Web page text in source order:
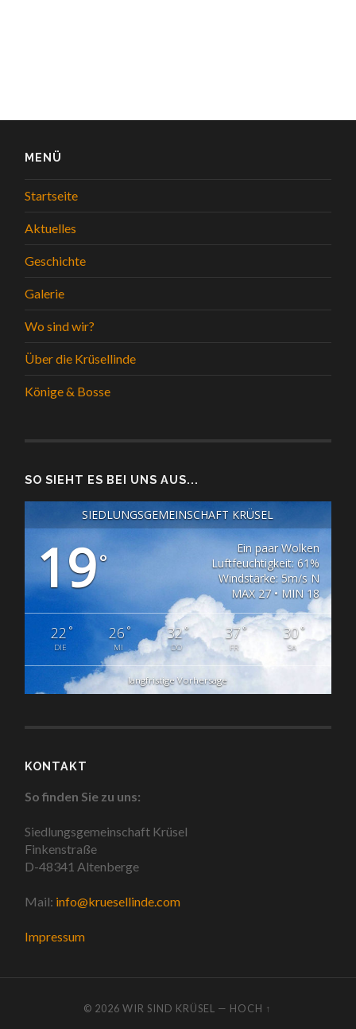
MENÜ
Startseite
Aktuelles
Geschichte
Galerie
Wo sind wir?
Über die Krüsellinde
Könige & Bosse
SO SIEHT ES BEI UNS AUS...
SIEDLUNGSGEMEINSCHAFT KRÜSEL
19°
Ein paar Wolken
Luftfeuchtigkeit: 61%
Windstärke: 5m/s N
MAX 27 • MIN 18
22 °
DIE
26°
MI
32°
DO
37°
FR
30°
SA
langfristige Vorhersage
KONTAKT
So finden Sie zu uns:
Siedlungsgemeinschaft Krüsel
Finkenstraße
D-48341 Altenberge
Mail: info@kruesellinde.com
Impressum
© 2026WIR SIND KRÜSEL — HOCH ↑